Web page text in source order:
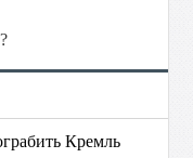
Кремль